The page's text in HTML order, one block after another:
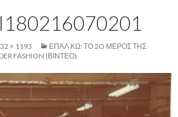
× 1193
ΕΠΑΛ ΚΩ: ΤΟ 2O ΜΈΡΟΣ ΤΗΣ
FASHION (ΒΙΝΤΕΟ)